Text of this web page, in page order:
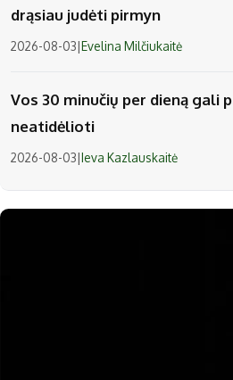
drąsiau judėti pirmyn
2026-08-03|Evelina Milčiukaitė
Vos 30 minučių per dieną gali
neatidėlioti
2026-08-03|Ieva Kazlauskaitė